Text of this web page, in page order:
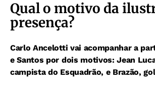
Qual o motivo da
presença?
Carlo Ancelotti vai acompanhar a
e Santos por dois motivos: Jean
campista do Esquadrão, e Brazão,